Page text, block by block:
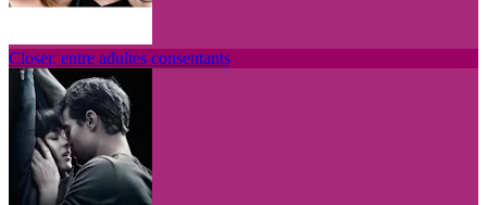
Closer, entre adultes consentants